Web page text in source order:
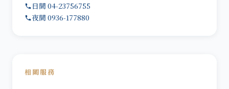
日間 04-23756755
夜間 0936-177880
相關服務